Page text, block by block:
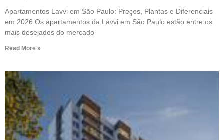
Apartamentos Lavvi em São Paulo: Preços, Plantas e Diferenciais
em 2026 Os apartamentos da Lavvi em São Paulo estão entre os
mais desejados do mercado
Read More »